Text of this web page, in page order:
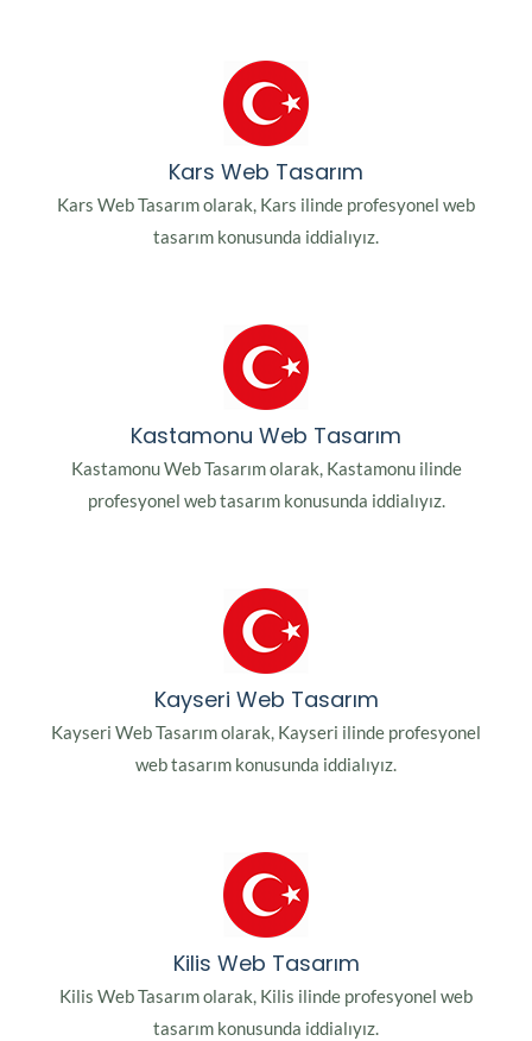
Kars Web Tasarım
Kars Web Tasarım olarak, Kars ilinde profesyonel web
tasarım konusunda iddialıyız.
Kastamonu Web Tasarım
Kastamonu Web Tasarım olarak, Kastamonu ilinde
profesyonel web tasarım konusunda iddialıyız.
Kayseri Web Tasarım
Kayseri Web Tasarım olarak, Kayseri ilinde profesyonel
web tasarım konusunda iddialıyız.
Kilis Web Tasarım
Kilis Web Tasarım olarak, Kilis ilinde profesyonel web
tasarım konusunda iddialıyız.